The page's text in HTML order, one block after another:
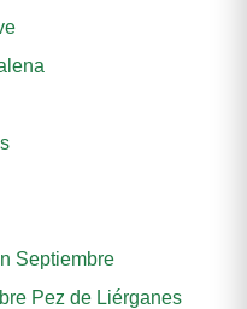
Septiembre
Pez de Liérganes